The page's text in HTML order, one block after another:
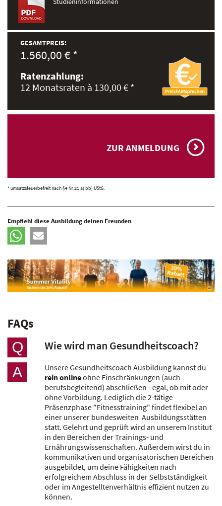
GESAMTPREIS:
1.560,00 € *
Ratenzahlung:
12 Monatsraten à 130,00 € *
ZUR ANMELDUNG
* umsatzsteuerbefreit nach §4 Nr. 21 a) bb) UStG.
Empfiehl diese Ausbildung deinen Freunden
FAQs
Q Wie wird man Gesundheitscoach?
A
Unsere Gesundheitscoach Ausbildung kannst du
rein onlineohne Einschränkungen (auch
berufsbegleitend) abschließen - egal, ob mit oder
ohne Vorbildung. Lediglich die 2-tätige
Präsenzphase "Fitnesstraining" findet flexibel an
einer unserer bundesweiten Ausbildungsstätten
statt. Gelehrt und geprüft wird an unserem Institut
in den Bereichen der Trainings- und
Ernährungswissenschaften. Außerdem wirst du in
kommunikativen und organisatorischen Bereichen
ausgebildet, um deine Fähigkeiten nach
erfolgreichem Abschluss in der Selbstständigkeit
oder im Angestelltenverhältnis effizient nutzen zu
können.